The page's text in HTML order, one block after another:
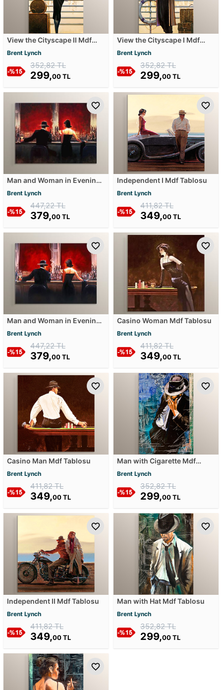
View the Cityscape II Mdf
Brent Lynch
352,82 TL
299,00 TL
View the Cityscape I Mdf
Brent Lynch
352,82 TL
299,00 TL
Man and Woman in Evening
Brent Lynch
447,22 TL
379,00 TL
Independent I Mdf Tablosu
Brent Lynch
411,82 TL
349,00 TL
Man and Woman in Evening
Görünümlü Mdf Tablosu
Brent Lynch
447,22 TL
379,00 TL
Casino Woman Mdf Tablosu
Brent Lynch
411,82 TL
349,00 TL
Casino Man Mdf Tablosu
Brent Lynch
411,82 TL
349,00 TL
Man with Cigarette Mdf
Brent Lynch
352,82 TL
299,00 TL
Independent II Mdf Tablosu
Brent Lynch
411,82 TL
349,00 TL
Man with Hat Mdf Tablosu
Brent Lynch
352,82 TL
299,00 TL